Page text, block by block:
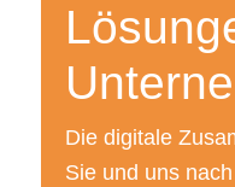
Die digitale
Sie und uns